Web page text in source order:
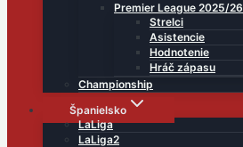
Premier League 2025/26
Strelci
Asistencie
Hodnotenie
Hráč zápasu
Championship
Španielsko
LaLiga
LaLiga2